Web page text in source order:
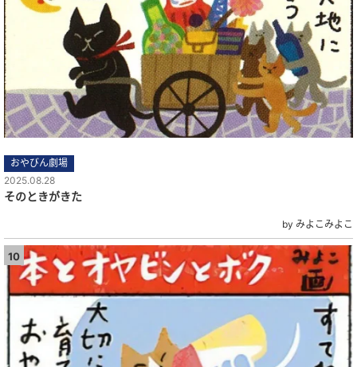
おやびん劇場
2025.08.28
そのときがきた
by みよこみよこ
10